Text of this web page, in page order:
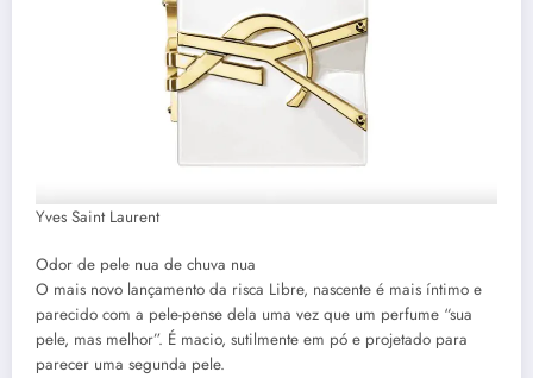
Yves Saint Laurent
Odor de pele nua de chuva nua
O mais novo lançamento da risca Libre, nascente é mais íntimo e
parecido com a pele-pense dela uma vez que um perfume “sua
pele, mas melhor”. É macio, sutilmente em pó e projetado para
parecer uma segunda pele.